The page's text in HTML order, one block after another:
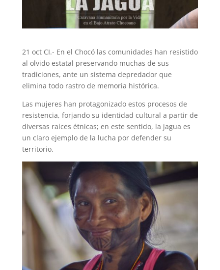
21 oct CI.- En el Chocó las comunidades han resistido
al olvido estatal preservando muchas de sus
tradiciones, ante un sistema depredador que
elimina todo rastro de memoria histórica.
Las mujeres han protagonizado estos procesos de
resistencia, forjando su identidad cultural a partir de
diversas raíces étnicas; en este sentido, la jagua es
un claro ejemplo de la lucha por defender su
territorio.